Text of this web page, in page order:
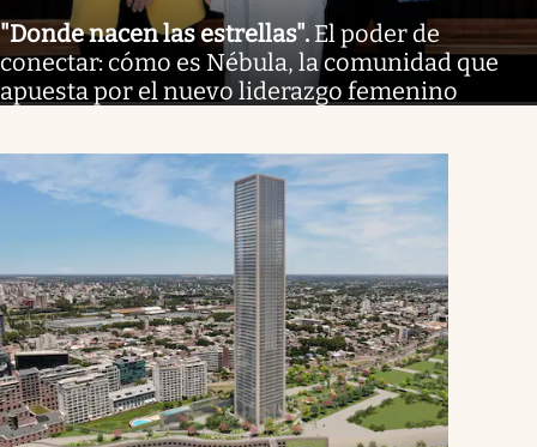
"Donde nacen las estrellas". El poder de
conectar: cómo es Nébula, la comunidad que
apuesta por el nuevo liderazgo femenino